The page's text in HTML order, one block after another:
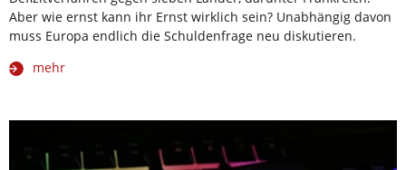
Aber wie ernst kann ihr Ernst wirklich sein? Unabhängig davon
muss Europa endlich die Schuldenfrage neu diskutieren.
mehr